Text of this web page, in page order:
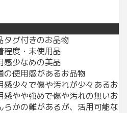
タグ付きのお品物
程度・未使用品
感少なめの美品
の使用感があるお品物
感少々で傷や汚れが少々あるお
感やや強めで傷や汚れの無いお
らかの難があるが、活用可能な